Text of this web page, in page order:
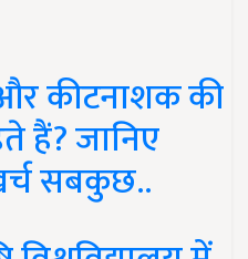
कीटनाशक की
हैं? जानिए
सबकुछ..